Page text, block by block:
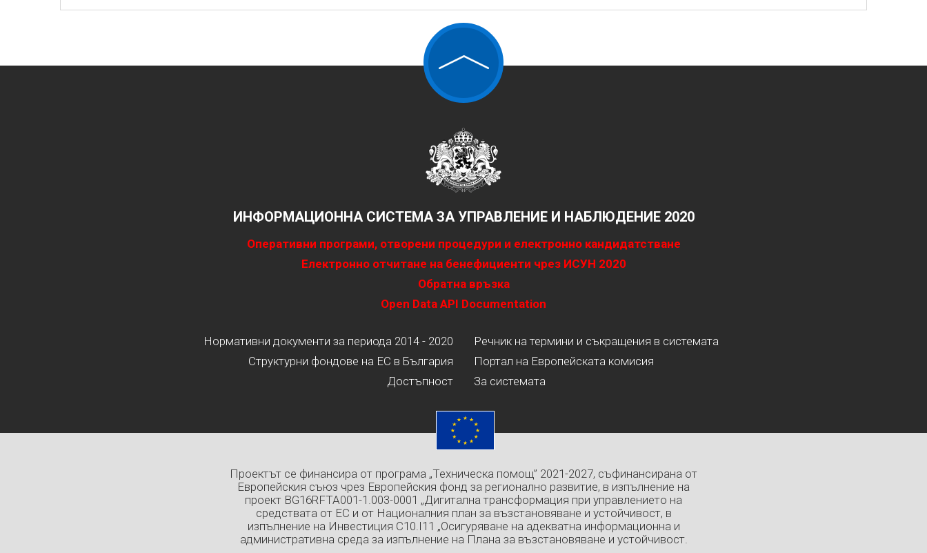
ИНФОРМАЦИОННА СИСТЕМА ЗА УПРАВЛЕНИЕ И НАБЛЮДЕНИЕ 2020
Оперативни програми, отворени процедури и електронно кандидатстване
Електронно отчитане на бенефициенти чрез ИСУН 2020
Обратна връзка
Open Data API Documentation
Нормативни документи за периода 2014 - 2020
Структурни фондове на ЕС в България
Достъпност
Речник на термини и съкращения в системата
Портал на Европейската комисия
За системата
Проектът се финансира от програма „Техническа помощ” 2021-2027, съфинансирана от
Европейския съюз чрез Европейския фонд за регионално развитие, в изпълнение на
проект BG16RFTA001-1.003-0001 „Дигитална трансформация при управлението на
средствата от ЕС и от Националния план за възстановяване и устойчивост, в
изпълнение на Инвестиция C10.I11 „Осигуряване на адекватна информационна и
административна среда за изпълнение на Плана за възстановяване и устойчивост.